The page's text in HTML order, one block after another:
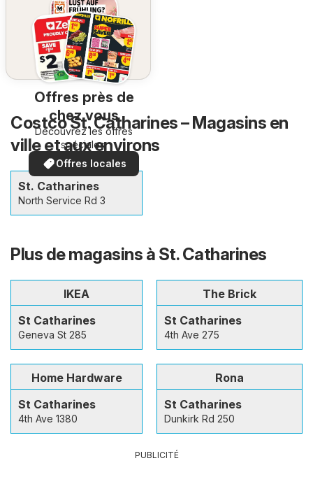
Offres près de
chez vous
Découvrez les offres
spéciales.
Offres locales
Costco St. Catharines – Magasins en
ville et aux environs
St. Catharines
North Service Rd 3
Plus de magasins à St. Catharines
IKEA
St Catharines
Geneva St 285
The Brick
St Catharines
4th Ave 275
Home Hardware
St Catharines
4th Ave 1380
Rona
St Catharines
Dunkirk Rd 250
PUBLICITÉ